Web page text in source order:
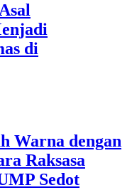
di
Warna dengan
Raksasa
Sedot